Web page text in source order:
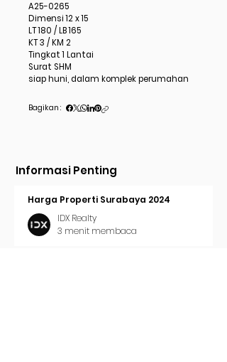
A25-0265
Dimensi 12 x 15
LT 180 / LB 165
KT 3 / KM 2
Tingkat 1 Lantai
Surat SHM
siap huni, dalam komplek perumahan
Bagikan :
Informasi Penting
Harga Properti Surabaya 2024
IDX Realty
3 menit membaca